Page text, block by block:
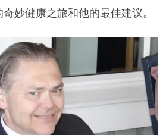
妙健康之旅和他的最佳建议。